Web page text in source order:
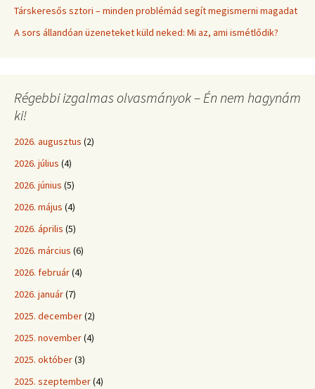
Társkeresős sztori – minden problémád segít megismerni magadat
A sors állandóan üzeneteket küld neked: Mi az, ami ismétlődik?
Régebbi izgalmas olvasmányok – Én nem hagynám
ki!
2026. augusztus (2)
2026. július (4)
2026. június (5)
2026. május (4)
2026. április (5)
2026. március (6)
2026. február(4)
2026. január(7)
2025. december(2)
2025. november(4)
2025. október(3)
2025. szeptember(4)